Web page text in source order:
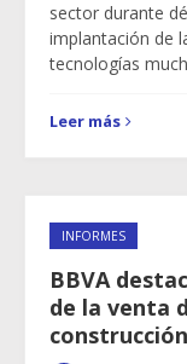
sector durante
implantación de
tecnologías
Leer más
INFORMES
BBVA
de la venta